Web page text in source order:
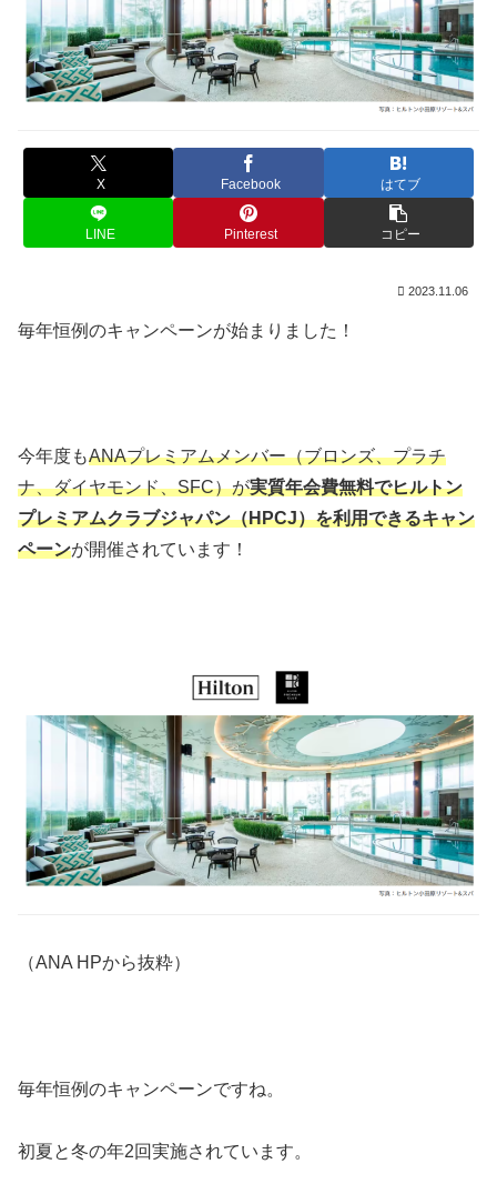
X Facebook はてブ
LINE Pinterest コピー
2023.11.06
毎年恒例のキャンペーンが始まりました！
今年度もANAプレミアムメンバー（ブロンズ、プラチ
ナ、ダイヤモンド、SFC）が実質年会費無料でヒルトン
プレミアムクラブジャパン（HPCJ）を利用できるキャン
ペーンが開催されています！
（ANA HPから抜粋）
毎年恒例のキャンペーンですね。
初夏と冬の年2回実施されています。